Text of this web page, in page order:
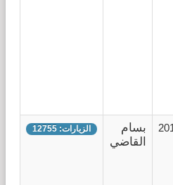
بسام
القاضي
الزيارات: 12755